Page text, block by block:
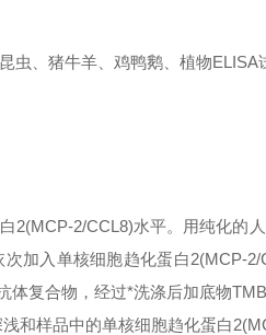
虫、猪牛羊、鸡鸭鹅、植物ELISA
2(MCP-2/CCL8)水平。用纯化的
加入单核细胞趋化蛋白2(MCP-
体复合物，经过*洗涤后加底物
和样品中的单核细胞趋化蛋白